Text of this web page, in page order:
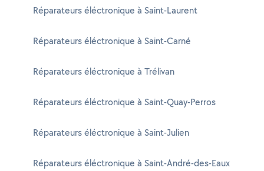
Réparateurs éléctronique à Saint-Laurent
Réparateurs éléctronique à Saint-Carné
Réparateurs éléctronique à Trélivan
Réparateurs éléctronique à Saint-Quay-Perros
Réparateurs éléctronique à Saint-Julien
Réparateurs éléctronique à Saint-André-des-Eaux